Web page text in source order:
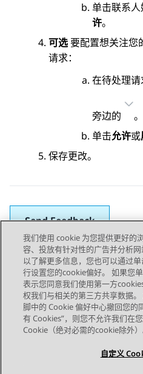
单击联系
许。
可选要配置想关注您
请求：
在待处理请
旁边的
。
单击允许或
保存更改。
Send Feedback
Topic navigation
上一主题
STAY CONNECTED
我们使用 cookie 为您提供更好的
容、投放有针对性的广告并分析
以了解更多信息，您也可以通过单
行设置您的cookie偏好。 如果您
表示您同意我们使用第一方
权我们与相关的第三方共享数据
脚中的 Cookie 偏好中心撤回您的
有 Cookies”，则您不允许我们在
Cookie（绝对必需的cookie除外）
自定义